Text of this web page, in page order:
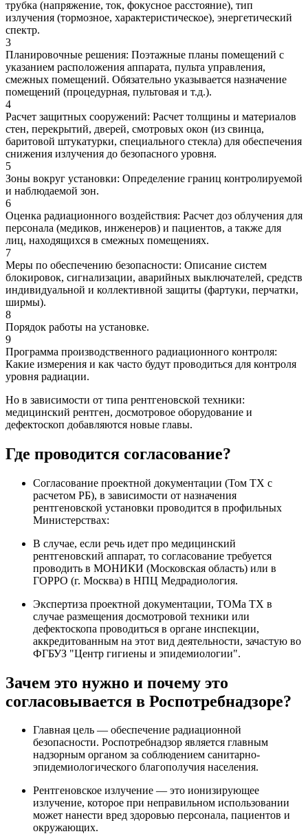
трубка (напряжение, ток, фокусное расстояние), тип
излучения (тормозное, характеристическое), энергетический
спектр.
3
Планировочные решения: Поэтажные планы помещений с
указанием расположения аппарата, пульта управления,
смежных помещений. Обязательно указывается назначение
помещений (процедурная, пультовая и т.д.).
4
Расчет защитных сооружений: Расчет толщины и материалов
стен, перекрытий, дверей, смотровых окон (из свинца,
баритовой штукатурки, специального стекла) для обеспечения
снижения излучения до безопасного уровня.
5
Зоны вокруг установки: Определение границ контролируемой
и наблюдаемой зон.
6
Оценка радиационного воздействия: Расчет доз облучения для
персонала (медиков, инженеров) и пациентов, а также для
лиц, находящихся в смежных помещениях.
7
Меры по обеспечению безопасности: Описание систем
блокировок, сигнализации, аварийных выключателей, средств
индивидуальной и коллективной защиты (фартуки, перчатки,
ширмы).
8
Порядок работы на установке.
9
Программа производственного радиационного контроля:
Какие измерения и как часто будут проводиться для контроля
уровня радиации.
Но в зависимости от типа рентгеновской техники:
медицинский рентген, досмотровое оборудование и
дефектоскоп добавляются новые главы.
Где проводится согласование?
Согласование проектной документации (Том ТХ с
расчетом РБ), в зависимости от назначения
рентгеновской установки проводится в профильных
Министерствах:
В случае, если речь идет про медицинский
рентгеновский аппарат, то согласование требуется
проводить в МОНИКИ (Московская область) или в
ГОРРО (г. Москва) в НПЦ Медрадиология.
Экспертиза проектной документации, ТОМа ТХ в
случае размещения досмотровой техники или
дефектоскопа проводиться в органе инспекции,
аккредитованным на этот вид деятельности, зачастую во
ФГБУЗ "Центр гигиены и эпидемиологии".
Зачем это нужно и почему это
согласовывается в Роспотребнадзоре?
Главная цель — обеспечение радиационной
безопасности. Роспотребнадзор является главным
надзорным органом за соблюдением санитарно-
эпидемиологического благополучия населения.
Рентгеновское излучение — это ионизирующее
излучение, которое при неправильном использовании
может нанести вред здоровью персонала, пациентов и
окружающих.